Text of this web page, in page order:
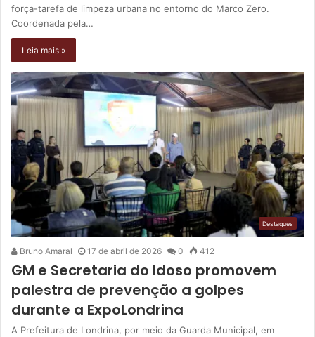
força-tarefa de limpeza urbana no entorno do Marco Zero.
Coordenada pela…
Leia mais »
Destaques
Bruno Amaral 17 de abril de 2026 0 412
GM e Secretaria do Idoso promovem
palestra de prevenção a golpes
durante a ExpoLondrina
A Prefeitura de Londrina, por meio da Guarda Municipal, em